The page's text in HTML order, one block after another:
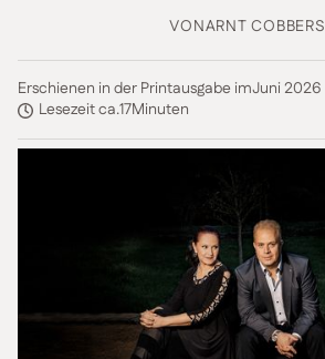
VONARNT COBBERS
Erschienen in der Printausgabe imJuni 2026
Lesezeit ca.17Minuten